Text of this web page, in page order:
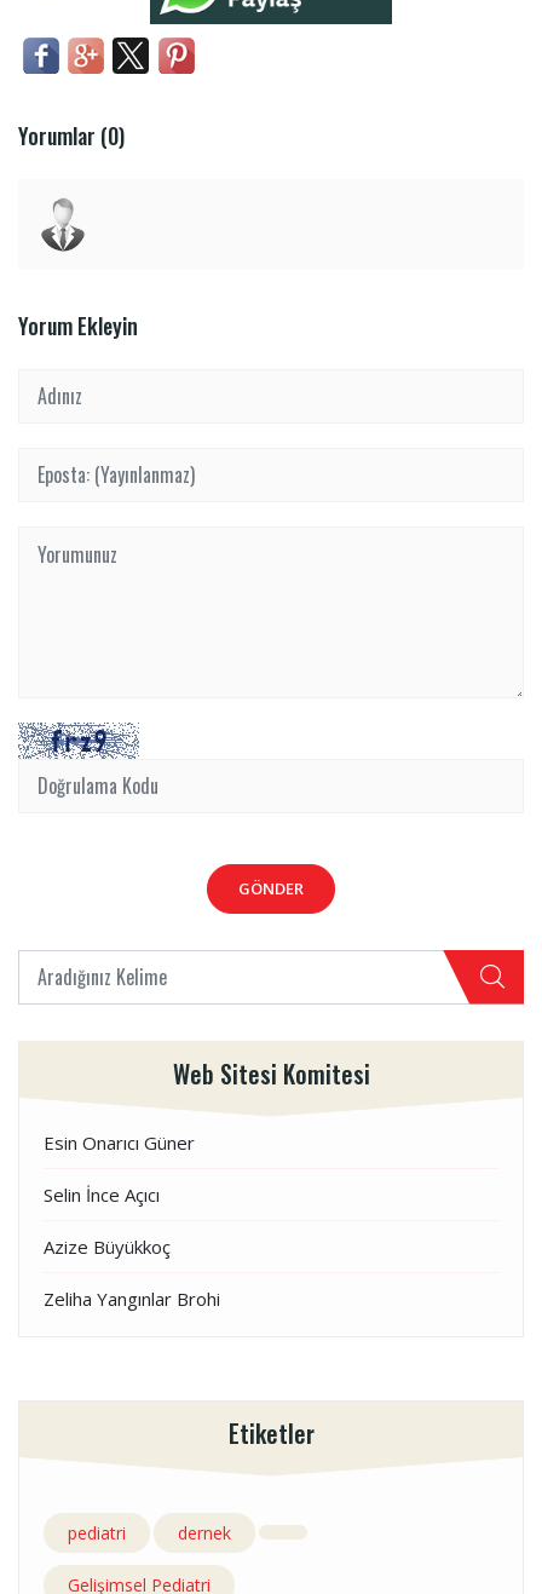
Yorumlar (0)
Yorum Ekleyin
GÖNDER
Web Sitesi Komitesi
Esin Onarıcı Güner
Selin İnce Açıcı
Azize Büyükkoç
Zeliha Yangınlar Brohi
Etiketler
pediatri dernek
Gelişimsel Pediatri